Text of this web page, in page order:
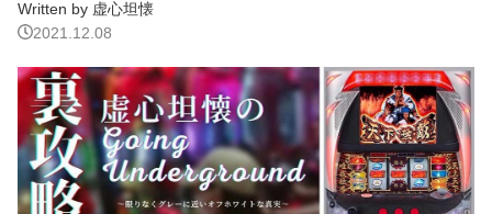
Written by 虚心坦懐
2021.12.08